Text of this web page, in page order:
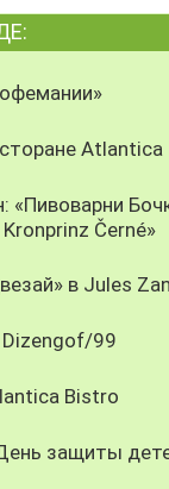
Atlantica
«Пивоварни
Černé»
в Jules
Dizengof/99
Bistro
защиты